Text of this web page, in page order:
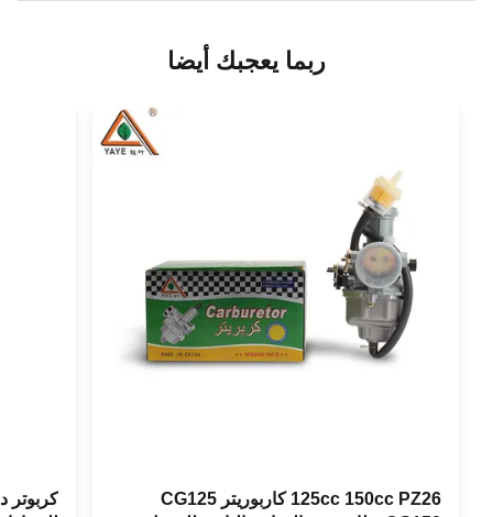
ربما يعجبك أيضا
125cc 150cc PZ26 كاربوريتر CG125